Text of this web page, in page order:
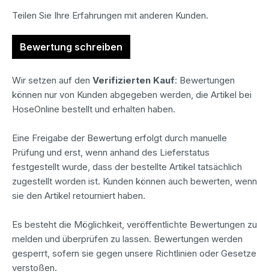
Teilen Sie Ihre Erfahrungen mit anderen Kunden.
Bewertung schreiben
Wir setzen auf den Verifizierten Kauf: Bewertungen
können nur von Kunden abgegeben werden, die Artikel bei
HoseOnline bestellt und erhalten haben.
Eine Freigabe der Bewertung erfolgt durch manuelle
Prüfung und erst, wenn anhand des Lieferstatus
festgestellt wurde, dass der bestellte Artikel tatsächlich
zugestellt worden ist. Kunden können auch bewerten, wenn
sie den Artikel retourniert haben.
Es besteht die Möglichkeit, veröffentlichte Bewertungen zu
melden und überprüfen zu lassen. Bewertungen werden
gesperrt, sofern sie gegen unsere Richtlinien oder Gesetze
verstoßen.